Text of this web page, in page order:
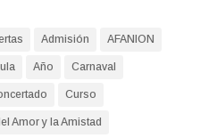
Admisión AFANION
Año Carnaval
Curso
Amor y la Amistad